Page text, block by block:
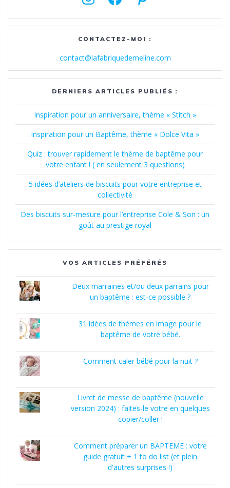
CONTACTEZ-MOI :
contact@lafabriquedemeline.com
DERNIERS ARTICLES PUBLIÉS :
Inspiration pour un anniversaire, thème « Stitch »
Inspiration pour un Baptême, thème « Dolce Vita »
Quiz : trouver rapidement le thème de baptême pour
votre enfant ! ( en seulement 3 questions)
5 idées d’ateliers de biscuits pour votre entreprise et
collectivité
Des biscuits sur-mesure pour l’entreprise Cole & Son : un
goût au prestige royal
VOS ARTICLES PRÉFÉRÉS
Deux marraines et/ou deux parrains pour
un baptême : est-ce possible ?
31 idées de thèmes en image pour le
baptême de votre bébé.
Comment caler bébé pour la nuit ?
Livret de messe de baptême (nouvelle
version 2024) : faites-le votre en quelques
copier/coller !
Comment préparer un BAPTEME : votre
guide gratuit + 1 to do list (et plein
d'autres surprises !)